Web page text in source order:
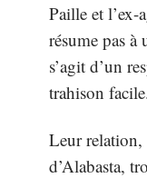
Paille et l’ex-
résume pas à
s’agit d’un
trahison
Leur relation,
d’Alabasta,